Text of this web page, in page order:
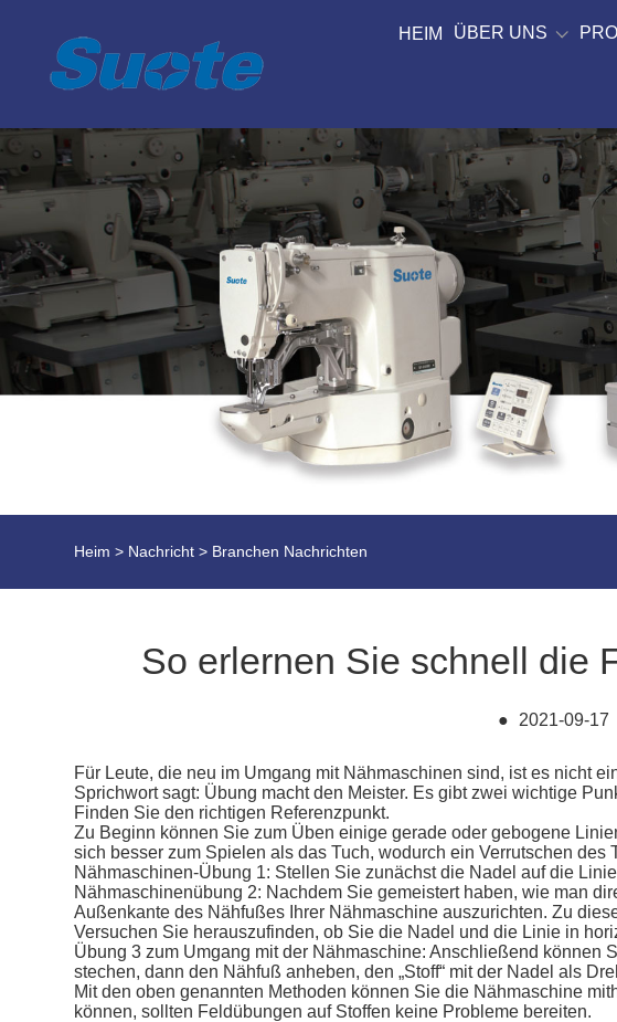
HEIM ÜBER UNS
Heim > Nachricht > Branchen Nachrichten
So erlernen Sie schnell die
● 2021-09-17
Für Leute, die neu im Umgang mit Nähmaschinen sind, ist es nicht
Sprichwort sagt: Übung macht den Meister. Es gibt zwei wichtige
Finden Sie den richtigen Referenzpunkt.
Zu Beginn können Sie zum Üben einige gerade oder gebogene
sich besser zum Spielen als das Tuch, wodurch ein Verrutschen
Nähmaschinen-Übung 1: Stellen Sie zunächst die Nadel auf die
Nähmaschinenübung 2: Nachdem Sie gemeistert haben, wie man
Außenkante des Nähfußes Ihrer Nähmaschine auszurichten. Zu
Versuchen Sie herauszufinden, ob Sie die Nadel und die Linie in
Übung 3 zum Umgang mit der Nähmaschine: Anschließend können
stechen, dann den Nähfuß anheben, den „Stoff“ mit der Nadel als
Mit den oben genannten Methoden können Sie die Nähmaschine
können, sollten Feldübungen auf Stoffen keine Probleme bereiten.